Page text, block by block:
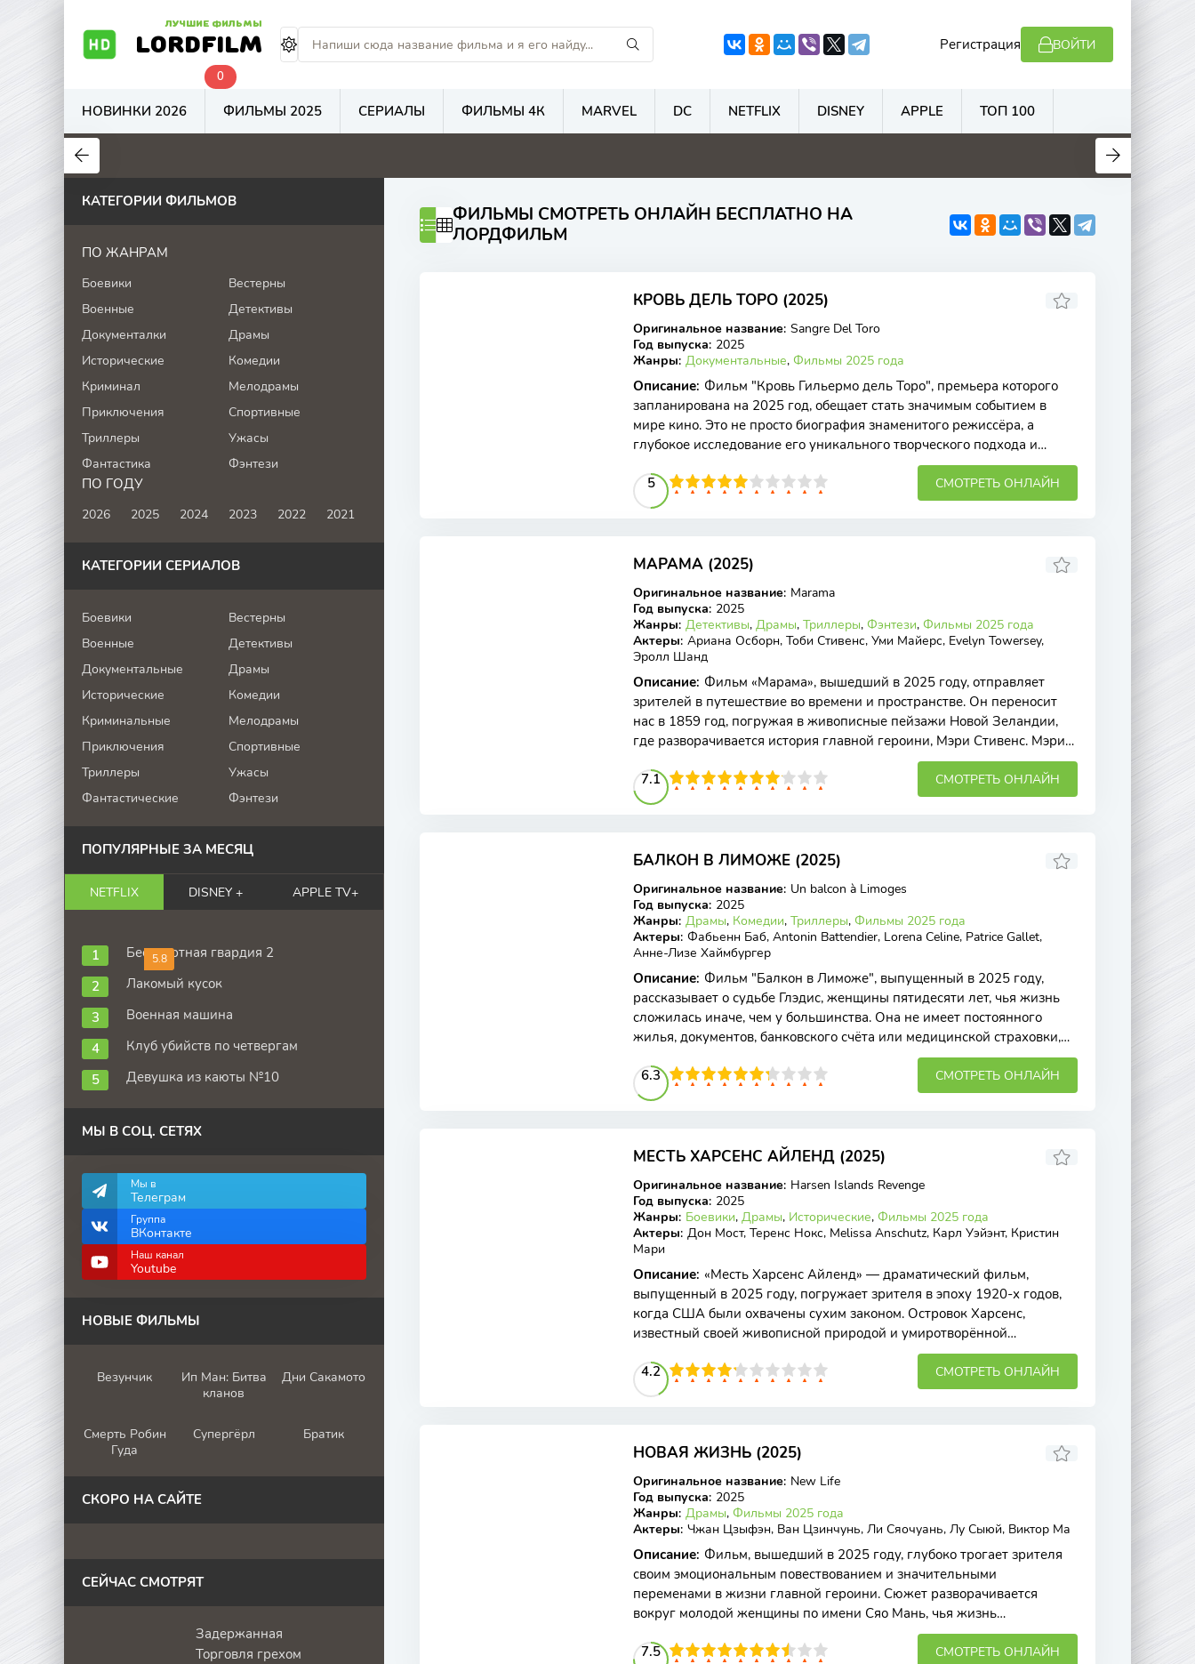
LORDFILM
ЛУЧШИЕ ФИЛЬМЫ
Регистрация ВОЙТИ
НОВИНКИ 2026
0
ФИЛЬМЫ 2025 СЕРИАЛЫ ФИЛЬМЫ 4К MARVEL DC NETFLIX DISNEY APPLE ТОП 100
4.5
ФИЛЬМЫ СМОТРЕТЬ ОНЛАЙН БЕСПЛАТНО НА
ЛОРДФИЛЬМ
КРОВЬ ДЕЛЬ ТОРО (2025)
Оригинальное название: Sangre Del Toro
Год выпуска: 2025
Жанры: Документальные, Фильмы 2025 года
Описание: Фильм "Кровь Гильермо дель Торо", премьера которого
запланирована на 2025 год, обещает стать значимым событием в
мире кино. Это не просто биография знаменитого режиссёра, а
глубокое исследование его уникального творческого подхода и
5
4 5 6 7 8 9 10 СМОТРЕТЬ ОНЛАЙН
МАРАМА (2025)
Оригинальное название: Marama
Год выпуска: 2025
Жанры: Детективы, Драмы, Триллеры, Фэнтези, Фильмы 2025 года
Актеры: Ариана Осборн, Тоби Стивенс, Уми Майерс, Evelyn Towersey,
Эролл Шанд
Описание: Фильм «Марама», вышедший в 2025 году, отправляет
зрителей в путешествие во времени и пространстве. Он переносит
нас в 1859 год, погружая в живописные пейзажи Новой Зеландии,
где разворачивается история главной героини, Мэри Стивенс. Мэри
7.1
4 5 6 7 8 9 10 СМОТРЕТЬ ОНЛАЙН
БАЛКОН В ЛИМОЖЕ (2025)
Оригинальное название: Un balcon à Limoges
Год выпуска: 2025
Жанры: Драмы, Комедии, Триллеры, Фильмы 2025 года
Актеры: Фабьенн Баб, Antonin Battendier, Lorena Celine, Patrice Gallet,
Анне-Лизе Хаймбургер
Описание: Фильм "Балкон в Лиможе", выпущенный в 2025 году,
рассказывает о судьбе Глэдис, женщины пятидесяти лет, чья жизнь
сложилась иначе, чем у большинства. Она не имеет постоянного
жилья, документов, банковского счёта или медицинской страховки,
6.3
4 5 6 7 8 9 10 СМОТРЕТЬ ОНЛАЙН
МЕСТЬ ХАРСЕНС АЙЛЕНД (2025)
Оригинальное название: Harsen Islands Revenge
Год выпуска: 2025
Жанры: Боевики, Драмы, Исторические, Фильмы 2025 года
Актеры: Дон Мост, Теренс Нокс, Melissa Anschutz, Карл Уэйэнт, Кристин
Мари
Описание: «Месть Харсенс Айленд» — драматический фильм,
выпущенный в 2025 году, погружает зрителя в эпоху 1920-х годов,
когда США были охвачены сухим законом. Островок Харсенс,
известный своей живописной природой и умиротворённой
4.2
4 5 6 7 8 9 10 СМОТРЕТЬ ОНЛАЙН
НОВАЯ ЖИЗНЬ (2025)
Оригинальное название: New Life
Год выпуска: 2025
Жанры: Драмы, Фильмы 2025 года
Актеры: Чжан Цзыфэн, Ван Цзинчунь, Ли Сяочуань, Лу Сыюй, Виктор Ма
Описание: Фильм, вышедший в 2025 году, глубоко трогает зрителя
своим эмоциональным повествованием и значительными
переменами в жизни главной героини. Сюжет разворачивается
вокруг молодой женщины по имени Сяо Мань, чья жизнь
кардинально меняется после ряда трагических
7.5
4 5 6 7 8 9 10 СМОТРЕТЬ ОНЛАЙН
КАТЕГОРИИ ФИЛЬМОВ
ПО ЖАНРАМ
Боевики
Вестерны
Военные
Детективы
Документалки
Драмы
Исторические
Комедии
Криминал
Мелодрамы
Приключения
Спортивные
Триллеры
Ужасы
Фантастика
Фэнтези
ПО ГОДУ
2026 2025 2024 2023 2022 2021
КАТЕГОРИИ СЕРИАЛОВ
Боевики
Вестерны
Военные
Детективы
Документальные
Драмы
Исторические
Комедии
Криминальные
Мелодрамы
Приключения
Спортивные
Триллеры
Ужасы
Фантастические
Фэнтези
ПОПУЛЯРНЫЕ ЗА МЕСЯЦ
NETFLIX DISNEY + APPLE TV+
5.8
Бессмертная гвардия 2
Лакомый кусок
Военная машина
Клуб убийств по четвергам
Девушка из каюты №10
МЫ В СОЦ. СЕТЯХ
Мы в
Телеграм
Группа
ВКонтакте
Наш канал
Youtube
НОВЫЕ ФИЛЬМЫ
Везунчик
Ип Ман: Битва
кланов
Дни Сакамото
Смерть Робин
Гуда
Супергёрл Братик
СКОРО НА САЙТЕ
СЕЙЧАС СМОТРЯТ
Задержанная
Торговля грехом